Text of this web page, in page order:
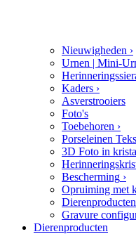
Nieuwigheden ›
Urnen | Mini-
Kaders ›
Asverstrooiers
Foto's
Toebehoren ›
Porseleinen
3D Foto in
Bescherming ›
Opruiming met
Dierenproducten
Gravure
Dierenproducten